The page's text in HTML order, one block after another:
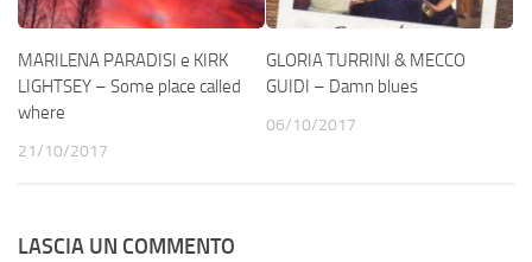
MARILENA PARADISI e KIRK
LIGHTSEY – Some place called
where
21/10/2017
GLORIA TURRINI & MECCO
GUIDI – Damn blues
06/10/2017
LASCIA UN COMMENTO